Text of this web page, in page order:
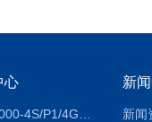
心 新
新闻